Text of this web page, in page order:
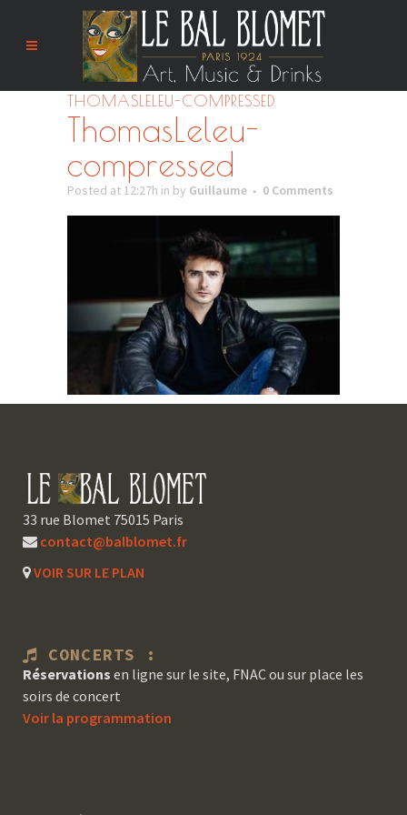
THOMASLELEU-COMPRESSED
ThomasLeleu-
compressed
Posted at 12:27h in by Guillaume 0 Comments
33 rue Blomet 75015 Paris
contact@balblomet.fr
VOIR SUR LE PLAN
CONCERTS :
Réservations en ligne sur le site, FNAC ou sur place les
soirs de concert
Voir la programmation